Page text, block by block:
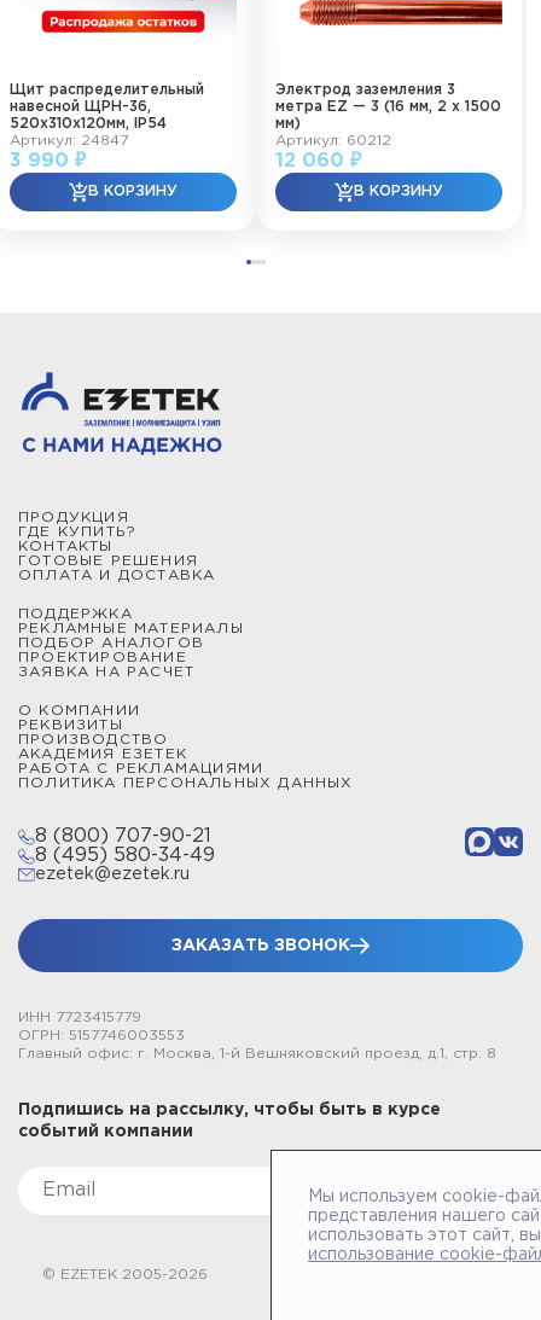
Щит распределительный
навесной ЩРН-36,
520х310х120мм, IP54
Артикул: 24847
3 990 ₽
Электрод заземления 3
метра EZ — 3 (16 мм, 2 х 1500
мм)
Артикул: 60212
12 060 ₽
ПРОДУКЦИЯ
ГДЕ КУПИТЬ?
КОНТАКТЫ
ГОТОВЫЕ РЕШЕНИЯ
ОПЛАТА И ДОСТАВКА
ПОДДЕРЖКА
РЕКЛАМНЫЕ МАТЕРИАЛЫ
ПОДБОР АНАЛОГОВ
ПРОЕКТИРОВАНИЕ
ЗАЯВКА НА РАСЧЕТ
О КОМПАНИИ
РЕКВИЗИТЫ
ПРОИЗВОДСТВО
АКАДЕМИЯ ЕЗЕТЕК
РАБОТА С РЕКЛАМАЦИЯМИ
ПОЛИТИКА ПЕРСОНАЛЬНЫХ ДАННЫХ
8 (800) 707-90-21
8 (495) 580-34-49
ezetek@ezetek.ru
ЗАКАЗАТЬ ЗВОНОК
ИНН 7723415779
ОГРН: 5157746003553
Главный офис: г. Москва, 1-й Вешняковский проезд, д.1, стр. 8
Подпишись на рассылку, чтобы быть в курсе
событий компании
© EZETEK 2005-2026
Мы используем cookie-
представления нашего
использовать этот сайт,
использование cookie-